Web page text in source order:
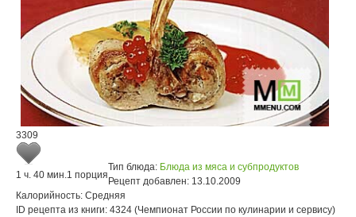
3309
1 ч. 40 мин.1 порция
Тип блюда: Блюда из мяса и субпродуктов
Рецепт добавлен: 13.10.2009
Калорийность: Средняя
ID рецепта из книги: 4324 (Чемпионат России по кулинарии и сервису)